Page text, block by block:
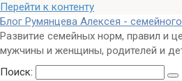
Перейти к контенту
Блог Румянцева Алексея -
Развитие семейных норм, правил и
мужчины и женщины, родителей и
Поиск: